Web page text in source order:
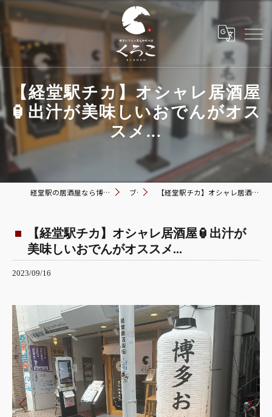
【経堂駅チカ】オシャレ居酒屋
🏮出汁が美味しいおでんがオス
スメ...
経堂駅の居酒屋なら博多おでんと黒毛和牛の店 くろこ ブログ 【経堂駅チカ】オシャレ居酒屋🏮出汁が美味しいおでんがオススメ...
【経堂駅チカ】オシャレ居酒屋🏮出汁が
美味しいおでんがオススメ...
2023/09/16